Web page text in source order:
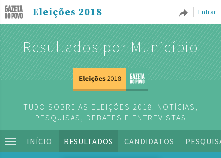
Entrar
Eleições 2018
Resultados por Município
TUDO SOBRE AS ELEIÇÕES 2018: NOTÍCIAS,
PESQUISAS, DEBATES E ENTREVISTAS
INÍCIO RESULTADOS CANDIDATOS